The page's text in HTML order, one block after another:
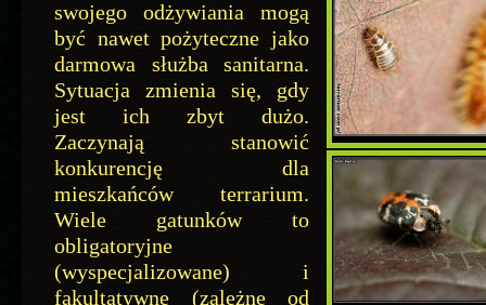
swojego odżywiania mogą
być nawet pożyteczne jako
darmowa służba sanitarna.
Sytuacja zmienia się, gdy
jest ich zbyt dużo.
Zaczynają stanowić
konkurencję dla
mieszkańców terrarium.
Wiele gatunków to
obligatoryjne
(wyspecjalizowane) i
fakultatywne (zależne od